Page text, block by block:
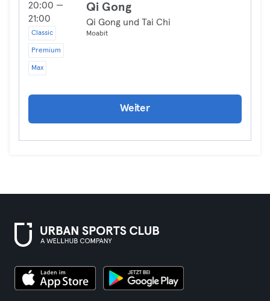
20:00 —
21:00
Classic
Premium
Max
Qi Gong
Qi Gong und Tai Chi
Moabit
Weiter